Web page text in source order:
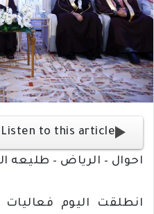
Listen to this article
احوال – الرياض – طليعه
انطلقت اليوم